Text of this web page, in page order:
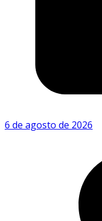
6 de agosto de 2026